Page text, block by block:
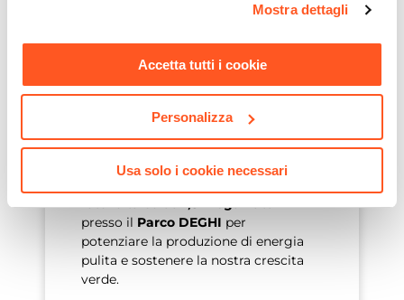
momento. Per maggiori informazioni si invita a leggere la
Mostra dettagli
Accetta tutti i cookie
Personalizza
Usa solo i cookie necessari
Scarse emissioni.
DEGHIutilizzapannelli fotovoltaici
per produrre energia elettrica,
riducendo l’impatto ambientale.
L’energia residua proviene da
fornitori sostenibili. Inoltre,
fotovoltaico da 1,5 megawatt
presso il Parco DEGHI per
potenziare la produzione di energia
pulita e sostenere la nostra crescita
verde.